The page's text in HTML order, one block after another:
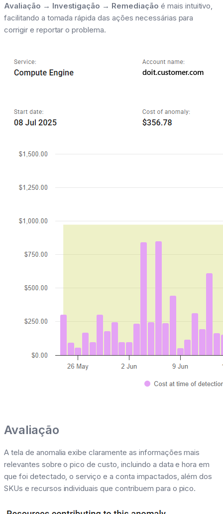
Avaliação → Investigação → Remediação é mais intuitivo,
facilitando a tomada rápida das ações necessárias para
corrigir e reportar o problema.
Avaliação
A tela de anomalia exibe claramente as informações mais
relevantes sobre o pico de custo, incluindo a data e hora em
que foi detectado, o serviço e a conta impactados, além dos
SKUs e recursos individuais que contribuem para o pico.